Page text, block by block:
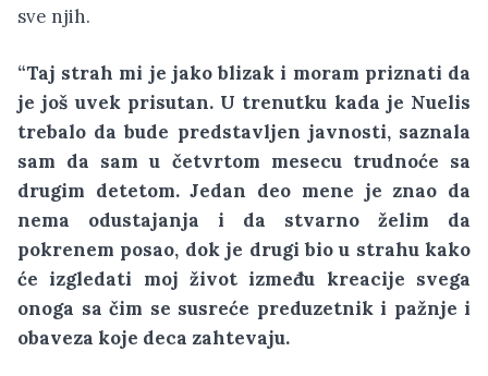
sve njih.
“Taj strah mi je jako blizak i moram priznati da
je još uvek prisutan. U trenutku kada je Nuelis
trebalo da bude predstavljen javnosti, saznala
sam da sam u četvrtom mesecu trudnoće sa
drugim detetom. Jedan deo mene je znao da
nema odustajanja i da stvarno želim da
pokrenem posao, dok je drugi bio u strahu kako
će izgledati moj život između kreacije svega
onoga sa čim se susreće preduzetnik i pažnje i
obaveza koje deca zahtevaju.